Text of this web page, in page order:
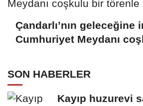
Çandarlı’nın geleceğine
Cumhuriyet Meydanı
SON HABERLER
Kayıp huzurevi